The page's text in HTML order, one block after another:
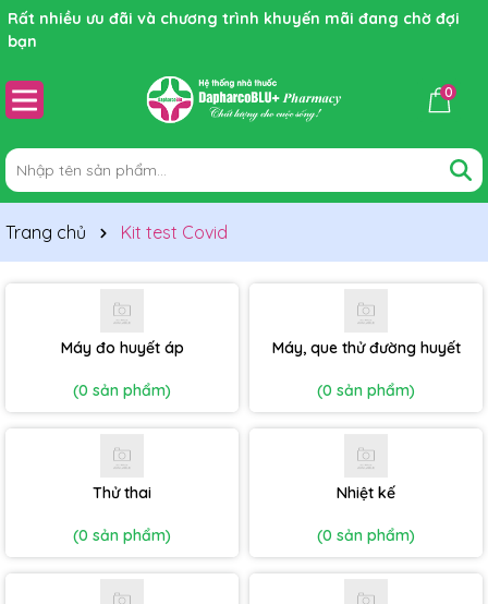
Rất nhiều ưu đãi và chương trình khuyến mãi đang chờ đợi
bạn
0
Trang chủ Kit test Covid
Máy đo huyết áp
(0 sản phẩm)
Máy, que thử đường huyết
(0 sản phẩm)
Thử thai
(0 sản phẩm)
Nhiệt kế
(0 sản phẩm)